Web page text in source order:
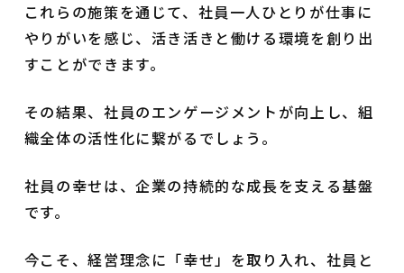
これらの施策を通じて、社員一人ひとりが仕事に
やりがいを感じ、活き活きと働ける環境を創り出
すことができます。
その結果、社員のエンゲージメントが向上し、組
織全体の活性化に繋がるでしょう。
社員の幸せは、企業の持続的な成長を支える基盤
です。
今こそ、経営理念に「幸せ」を取り入れ、社員と